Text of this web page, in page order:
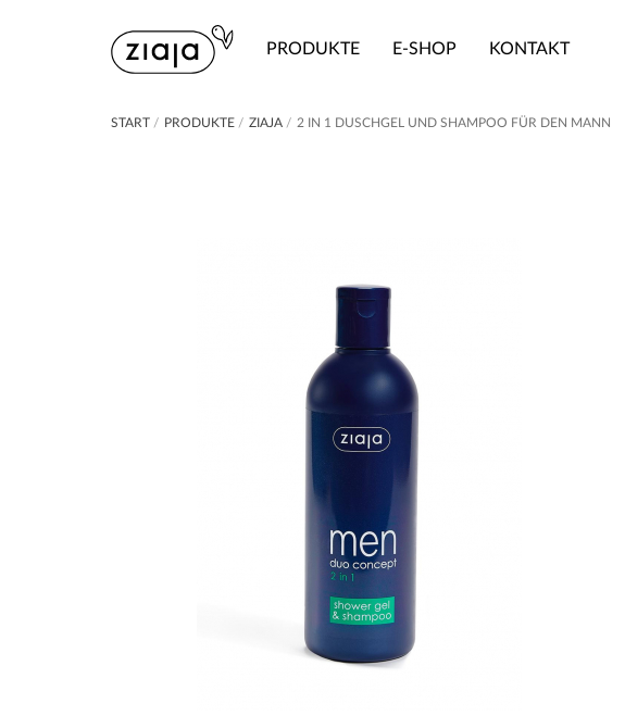
PRODUKTE E-SHOP KONTAKT
START / PRODUKTE / ZIAJA / 2 IN 1 DUSCHGEL UND SHAMPOO FÜR DEN MANN